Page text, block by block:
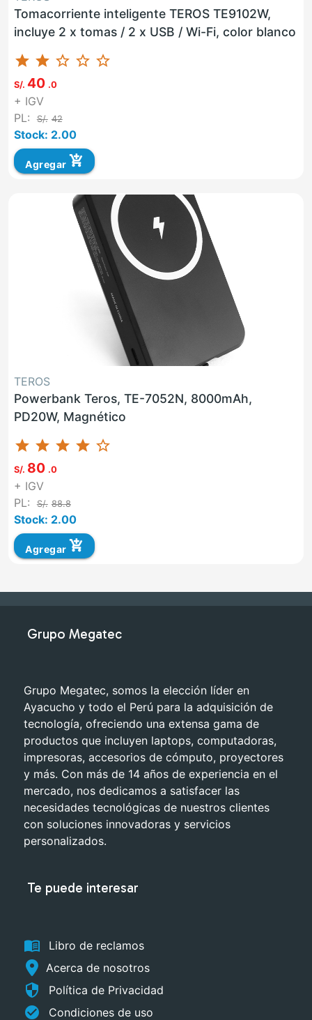
Tomacorriente inteligente TEROS TE9102W,
incluye 2 x tomas / 2 x USB / Wi-Fi, color blanco
star star star_border star_border star_border
S/. 40 .0
+ IGV
PL:
S/. 42
Stock: 2.00
Agregar add_shopping_cart
TEROS
Powerbank Teros, TE-7052N, 8000mAh,
PD20W, Magnético
star star star star star_border
S/. 80 .0
+ IGV
PL:
S/. 88.8
Stock: 2.00
Agregar add_shopping_cart
Grupo Megatec
Grupo Megatec, somos la elección líder en
Ayacucho y todo el Perú para la adquisición de
tecnología, ofreciendo una extensa gama de
productos que incluyen laptops, computadoras,
impresoras, accesorios de cómputo, proyectores
y más. Con más de 14 años de experiencia en el
mercado, nos dedicamos a satisfacer las
necesidades tecnológicas de nuestros clientes
con soluciones innovadoras y servicios
personalizados.
Te puede interesar
menu_book
Libro de reclamos
Acerca de nosotros
security Política de Privacidad
check_circle Condiciones de uso